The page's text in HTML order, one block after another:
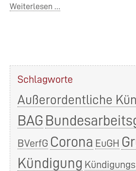
Weiterlesen …
Fall
entschieden
AZR
F)
Schlagworte
Außerordentliche
BAG
BVerfG Corona EuGH
Kündigung